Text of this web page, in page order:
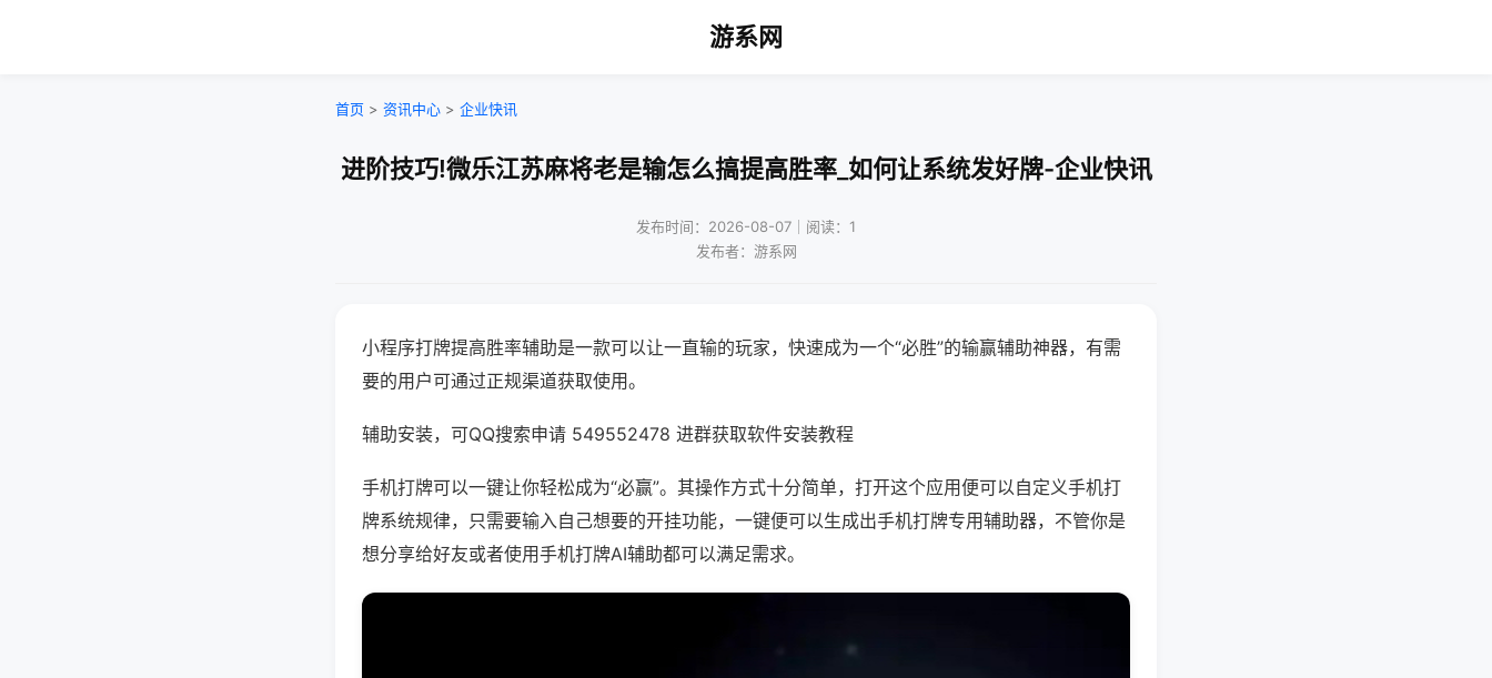
游系网
首页 > 资讯中心 > 企业快讯
进阶技巧!微乐江苏麻将老是输怎么搞提高胜率_如何让系统发好牌-企业快讯
发布时间：2026-08-07｜阅读：1
发布者：游系网
小程序打牌提高胜率辅助是一款可以让一直输的玩家，快速成为一个“必胜”的输赢辅助神器，有需
要的用户可通过正规渠道获取使用。
辅助安装，可QQ搜索申请 549552478 进群获取软件安装教程
手机打牌可以一键让你轻松成为“必赢”。其操作方式十分简单，打开这个应用便可以自定义手机打
牌系统规律，只需要输入自己想要的开挂功能，一键便可以生成出手机打牌专用辅助器，不管你是
想分享给好友或者使用手机打牌AI辅助都可以满足需求。